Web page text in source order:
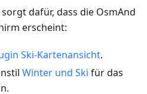
dafür, dass die OsmAnd
erscheint:
Ski-Kartenansicht.
Winter und Ski für das